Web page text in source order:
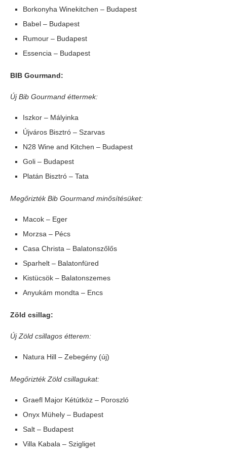
Borkonyha Winekitchen – Budapest
Babel – Budapest
Rumour – Budapest
Essencia – Budapest
BIB Gourmand:
Új Bib Gourmand éttermek:
Iszkor – Mályinka
Újváros Bisztró – Szarvas
N28 Wine and Kitchen – Budapest
Goli – Budapest
Platán Bisztró – Tata
Megőrizték Bib Gourmand minősítésüket:
Macok – Eger
Morzsa – Pécs
Casa Christa – Balatonszőlős
Sparhelt – Balatonfüred
Kistücsök – Balatonszemes
Anyukám mondta – Encs
Zöld csillag:
Új Zöld csillagos étterem:
Natura Hill – Zebegény (új)
Megőrizték Zöld csillagukat:
Graefl Major Kétútköz – Poroszló
Onyx Mühely – Budapest
Salt – Budapest
Villa Kabala – Szigliget